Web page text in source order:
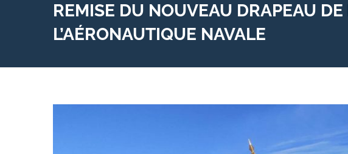
REMISE DU NOUVEAU DRAPEAU DE
L’AÉRONAUTIQUE NAVALE